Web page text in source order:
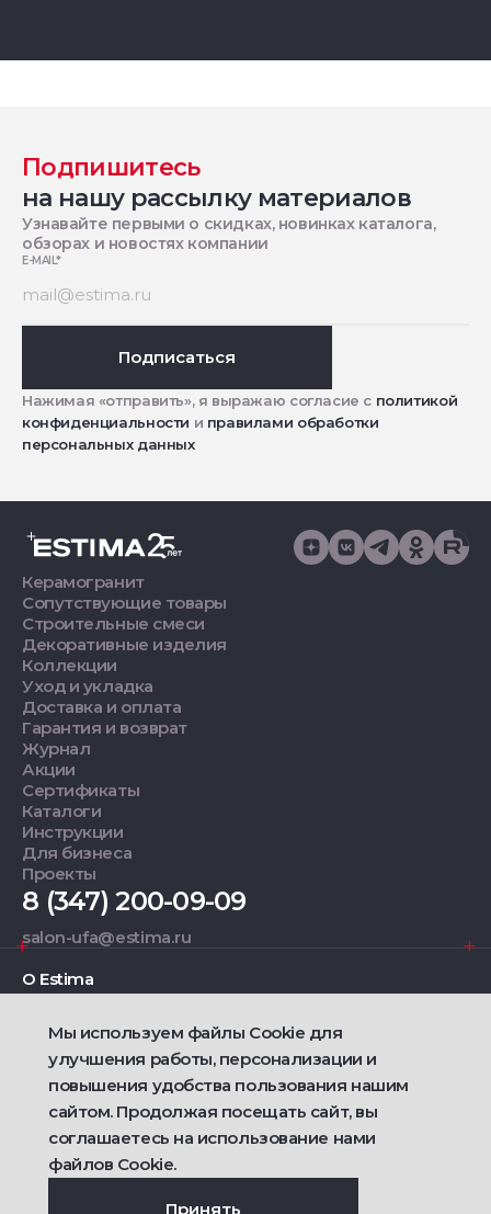
Подпишитесь
на нашу рассылку материалов
Узнавайте первыми о скидках, новинках каталога,
обзорах и новостях компании
E-MAIL*
Подписаться
Нажимая «отправить», я выражаю согласие с политикой
конфиденциальности и правилами обработки
персональных данных
Керамогранит
Сопутствующие товары
Строительные смеси
Декоративные изделия
Коллекции
Уход и укладка
Доставка и оплата
Гарантия и возврат
Журнал
Акции
Сертификаты
Каталоги
Инструкции
Для бизнеса
Проекты
8 (347) 200-09-09
salon-ufa@estima.ru
О Estima
Дизайнерам
Фирменные салоны
2021 — 2026 © Estima
Политика конфиденциальности
Договор публичной оферты о продаже товаров
Ametist IT
Мы используем файлы Cookie для
улучшения работы, персонализации и
повышения удобства пользования нашим
сайтом. Продолжая посещать сайт, вы
соглашаетесь на использование нами
файлов Cookie.
Принять